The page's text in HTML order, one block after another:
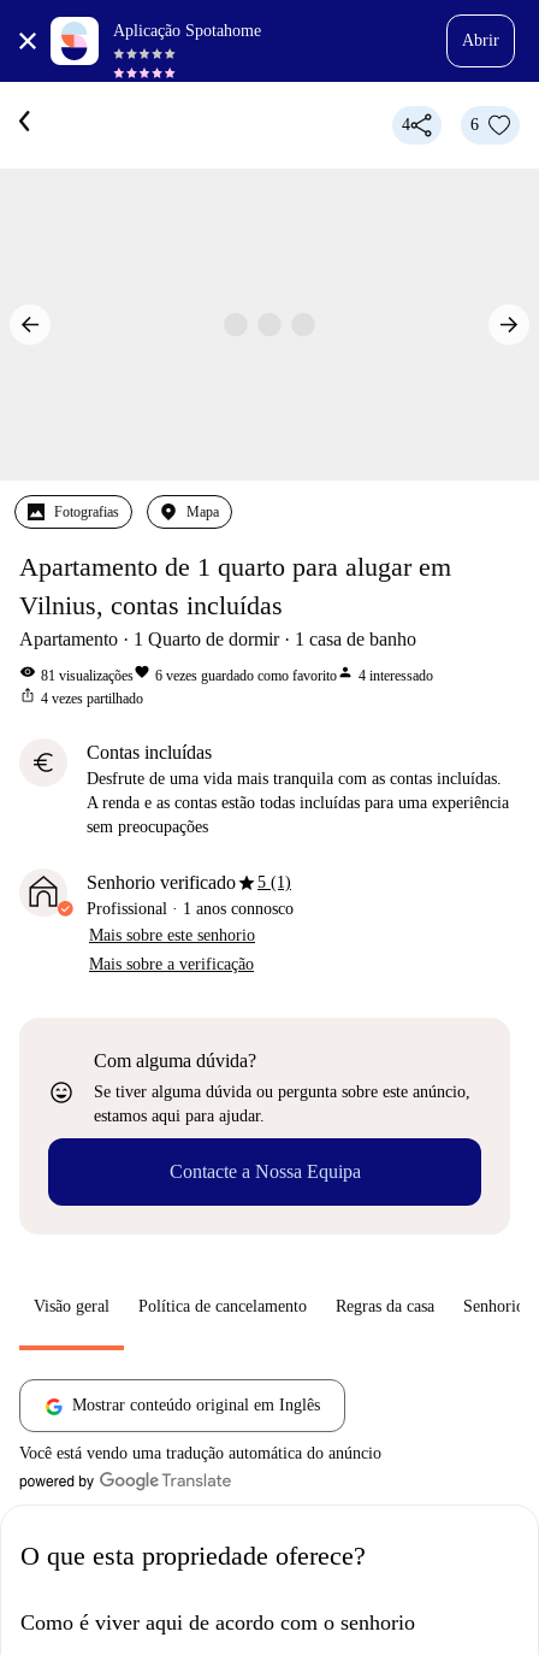
Aplicação Spotahome
Abrir
4 6
Fotografias Mapa
Apartamento de 1 quarto para alugar em
Vilnius, contas incluídas
Apartamento 1 Quarto de dormir 1 casa de banho
visibility 81 visualizaçõesfavorite 6 vezes guardado como favoritoperson 4 interessado
ios_share 4 vezes partilhado
euro Contas incluídas
Desfrute de uma vida mais tranquila com as contas incluídas.
A renda e as contas estão todas incluídas para uma experiência
sem preocupações
Senhorio verificadostar5 (1)
Profissional · 1 anos connosco
Mais sobre este senhorio
Mais sobre a verificação
sentiment_very_satisfied
Com alguma dúvida?
Se tiver alguma dúvida ou pergunta sobre este anúncio,
estamos aqui para ajudar.
Contacte a Nossa Equipa
Visão geral Política de cancelamento Regras da casa Senhorio
Mostrar conteúdo original em Inglês
Você está vendo uma tradução automática do anúncio
O que esta propriedade oferece?
Como é viver aqui de acordo com o senhorio